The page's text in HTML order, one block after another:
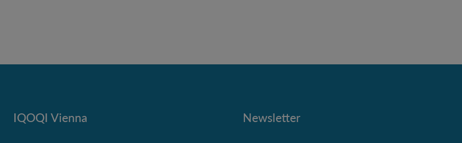
IQOQI Vienna Newsletter